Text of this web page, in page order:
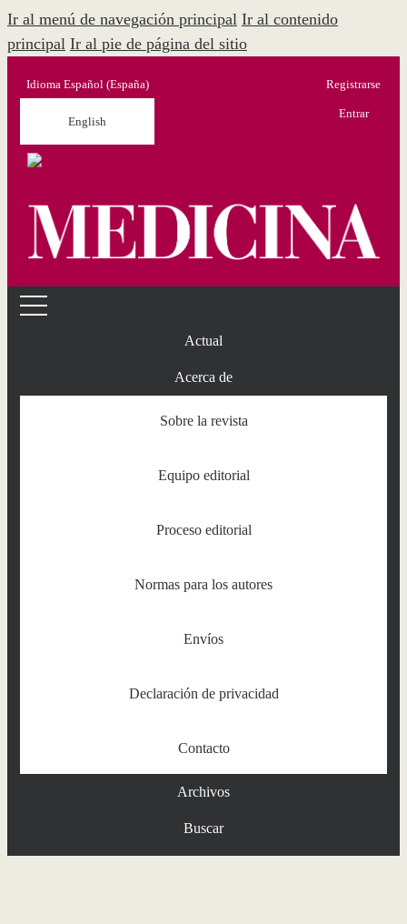
Ir al menú de navegación principal Ir al contenido
principal Ir al pie de página del sitio
Idioma Español (España)
English
Registrarse
Entrar
Actual
Acerca de
Sobre la revista
Equipo editorial
Proceso editorial
Normas para los autores
Envíos
Declaración de privacidad
Contacto
Archivos
Buscar